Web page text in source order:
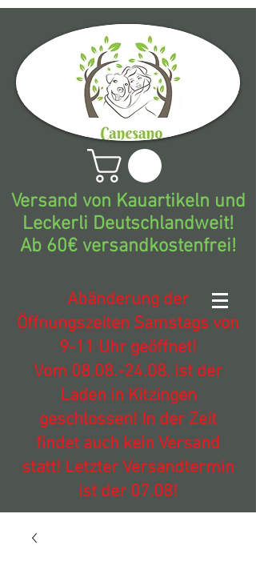
Versand von Kauartikeln und
Leckerli Deutschlandweit!
Ab 60€ versandkostenfrei!
Abänderung der
Öffnungszeiten Samstags von
9-11 Uhr geöffnet!
Vom 08.08.-24.08. ist der
Laden in Kitzingen
geschlossen! In der Zeit
findet auch kein Versand
statt! Letzter Versandtermin
ist der 07.08!